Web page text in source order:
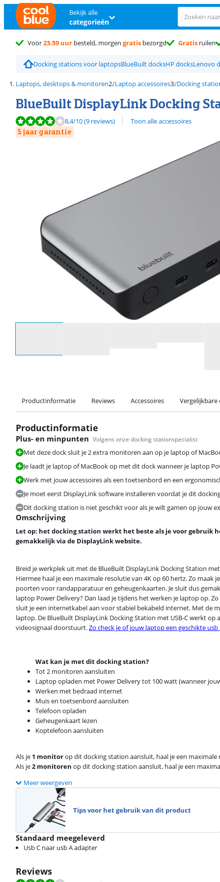
Bekijk alle
categorieën
Voor23.59 uur besteld, morgen gratis bezorgd Gratis ruilen
Docking stations voor laptopsBlueBuilt docksHP docksLenovo
Laptops, desktops & monitoren Laptop accessoires Docking
BlueBuilt DisplayLink Docking
Beoordeling is 8,4 van de 10, gebaseerd op 9 reviews.
8,4/10(9 reviews) Toon alle accessoires
5 jaar garantie
Productinformatie Reviews Accessoires
Productinformatie
Plus- en minpunten Volgens onze docking stationspecialist
Met deze dock sluit je 2 extra monitoren aan op je laptop of
Je laadt je laptop of MacBook op met dit dock wanneer je laptop
Werk met jouw accessoires als een toetsenbord en een
Je moet eerst DisplayLink software installeren voordat je dit
Dit docking station is niet geschikt voor als je wilt gamen op jouw
Omschrijving
Let op: het docking station werkt het beste als je voor
gemakkelijk via de DisplayLink website.
Breid je werkplek uit met de BlueBuilt DisplayLink Docking Station
Hiermee haal je een maximale resolutie van 4K op 60 hertz. Zo
poorten voor randapparatuur en geheugenkaarten. Je sluit dus
laptop Power Delivery? Dan laad je tijdens het werken je laptop op.
sluit je een internetkabel aan voor stabiel bekabeld internet. Met de
laptop. De BlueBuilt DisplayLink Docking Station met USB-C werkt
videosignaal doorstuurt.Zo check je of jouw laptop een geschikte
Wat kan je met dit docking station?
Tot 2 monitoren aansluiten
Laptop opladen met Power Delivery tot 100 watt (wanneer
Werken met bedraad internet
Muis en toetsenbord aansluiten
Telefoon opladen
Geheugenkaart lezen
Koptelefoon aansluiten
Als je 1 monitorop dit docking station aansluit, haal je een maximale
Als je2 monitoren op dit docking station aansluit, haal je een
Meer weergeven
Tips voor het gebruik van dit product
Standaard meegeleverd
Usb C naar usb A adapter
Reviews